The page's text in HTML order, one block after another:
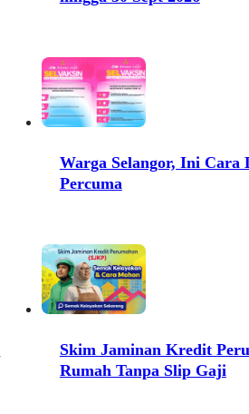
Warga Selangor, Ini Cara
Percuma
Skim Jaminan Kredit
Rumah Tanpa Slip Gaji